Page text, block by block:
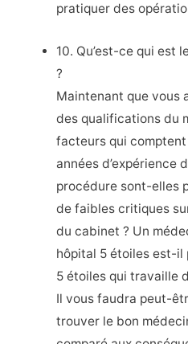
pratiquer des
10. Qu’est-ce qui est
?
Maintenant que vous
des qualifications du
facteurs qui
années d’expérience
procédure sont-elles
de faibles critiques
du cabinet ? Un
hôpital 5 étoiles est-il
5 étoiles qui travaille
Il vous faudra peut-
trouver le bon